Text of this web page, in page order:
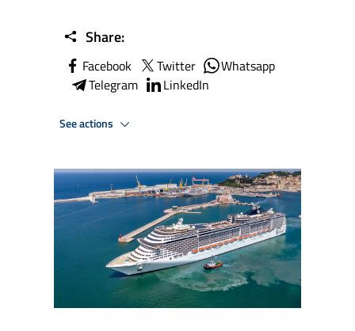
Share:
Facebook Twitter
Whatsapp
Telegram
LinkedIn
See actions